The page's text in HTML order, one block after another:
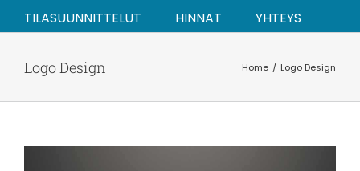
TILASUUNNITTELUT
HINNAT YHTEYS
Logo Design Home Logo Design